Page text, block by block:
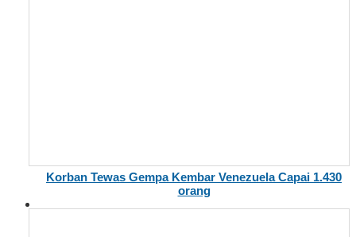
Korban Tewas Gempa Kembar Venezuela Capai 1.430
orang